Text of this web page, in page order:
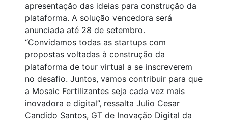
apresentação das ideias para construção da
plataforma. A solução vencedora será
anunciada até 28 de setembro.
“Convidamos todas as startups com
propostas voltadas à construção da
plataforma de tour virtual a se inscreverem
no desafio. Juntos, vamos contribuir para que
a Mosaic Fertilizantes seja cada vez mais
inovadora e digital”, ressalta Julio Cesar
Candido Santos, GT de Inovação Digital da